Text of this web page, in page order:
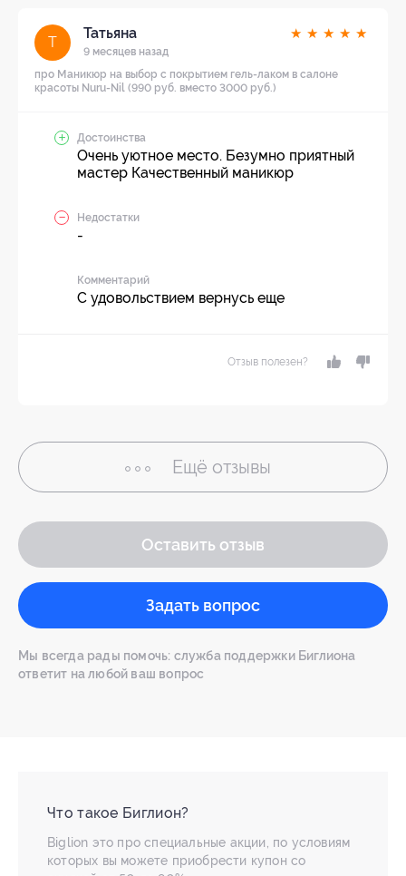
Т
Татьяна
9 месяцев назад
★ ★ ★ ★ ★
про Маникюр на выбор с покрытием гель-лаком в салоне
красоты Nuru-Nil (990 руб. вместо 3000 руб.)
Достоинства
Очень уютное место. Безумно приятный
мастер Качественный маникюр
Недостатки
-
Комментарий
С удовольствием вернусь еще
Отзыв полезен?
Ещё отзывы
Оставить отзыв
Задать вопрос
Мы всегда рады помочь: служба поддержки Биглиона
ответит на любой ваш вопрос
Что такое Биглион?
Biglion это про специальные акции, по условиям
которых вы можете приобрести купон со